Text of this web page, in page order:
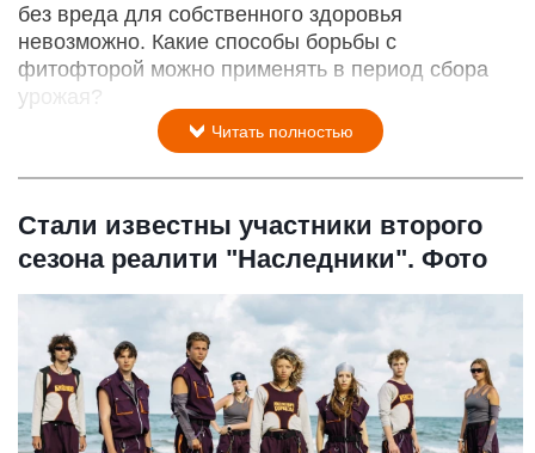
без вреда для собственного здоровья
невозможно. Какие способы борьбы с
фитофторой можно применять в период сбора
урожая?
Читать полностью
Стали известны участники второго
сезона реалити "Наследники". Фото